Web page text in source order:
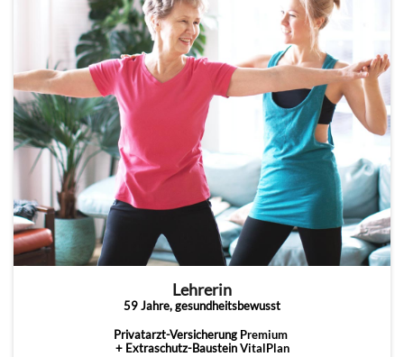
Lehrerin
59 Jahre, gesundheitsbewusst
Privatarzt-Versicherung Premium
+ Extraschutz-BausteinVitalPlan